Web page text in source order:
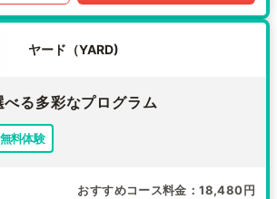
ヤード（YARD)
べる多彩なプログラム
無料体験
おすすめコース料金 18,480円